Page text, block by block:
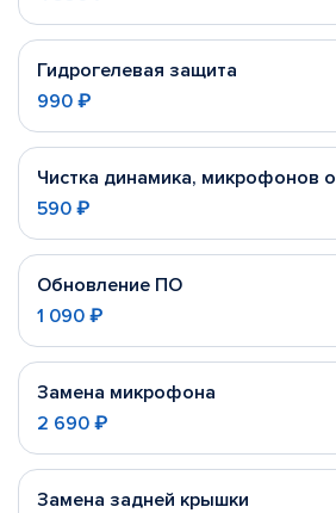
Гидрогелевая защита
990 ₽
Чистка динамика, микрофонов
590 ₽
Обновление ПО
1 090 ₽
Замена микрофона
2 690 ₽
Замена задней крышки